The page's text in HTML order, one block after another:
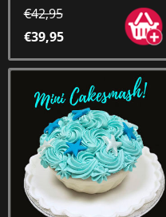
€42,95
€39,95